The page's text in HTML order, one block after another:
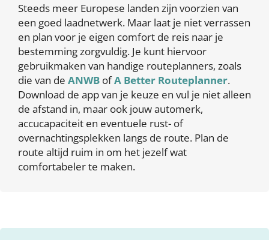
Steeds meer Europese landen zijn voorzien van
een goed laadnetwerk. Maar laat je niet verrassen
en plan voor je eigen comfort de reis naar je
bestemming zorgvuldig. Je kunt hiervoor
gebruikmaken van handige routeplanners, zoals
die van de ANWB ofA Better Routeplanner.
Download de app van je keuze en vul je niet alleen
de afstand in, maar ook jouw automerk,
accucapaciteit en eventuele rust- of
overnachtingsplekken langs de route. Plan de
route altijd ruim in om het jezelf wat
comfortabeler te maken.